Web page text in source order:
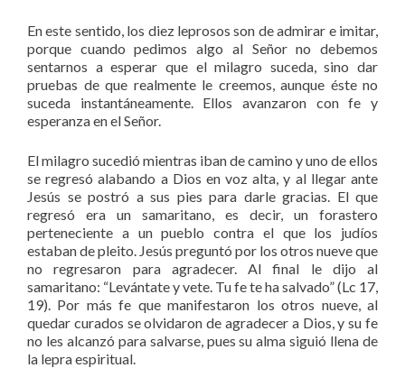
En este sentido, los diez leprosos son de admirar e imitar,
porque cuando pedimos algo al Señor no debemos
sentarnos a esperar que el milagro suceda, sino dar
pruebas de que realmente le creemos, aunque éste no
suceda instantáneamente. Ellos avanzaron con fe y
esperanza en el Señor.
El milagro sucedió mientras iban de camino y uno de ellos
se regresó alabando a Dios en voz alta, y al llegar ante
Jesús se postró a sus pies para darle gracias. El que
regresó era un samaritano, es decir, un forastero
perteneciente a un pueblo contra el que los judíos
estaban de pleito. Jesús preguntó por los otros nueve que
no regresaron para agradecer. Al final le dijo al
samaritano: “Levántate y vete. Tu fe te ha salvado” (Lc 17,
19). Por más fe que manifestaron los otros nueve, al
quedar curados se olvidaron de agradecer a Dios, y su fe
no les alcanzó para salvarse, pues su alma siguió llena de
la lepra espiritual.